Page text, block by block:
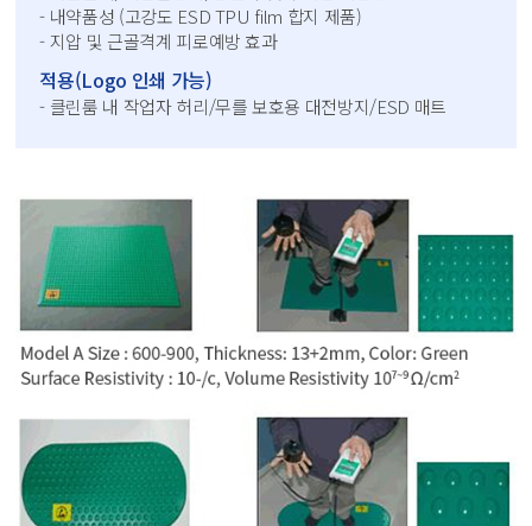
- 내약품성 (고강도 ESD TPU film 합지 제품)
- 지압 및 근골격계 피로예방 효과
적용(Logo 인쇄 가능)
- 클린룸 내 작업자 허리/무를 보호용 대전방지/ESD 매트